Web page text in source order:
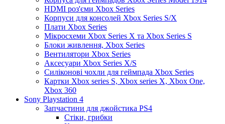
HDMI роз'єми Xbox Series
Корпуси для консолей Xbox Series S/X
Плати Xbox Series
Мікросхеми Xbox Series X та Xbox Series S
Блоки живлення, Xbox Series
Вентилятори Xbox Series
Аксесуари Xbox Series X/S
Силіконові чохли для геймпада Xbox Series
Картки Xbox series S, Xbox series X, Xbox One,
Xbox 360
Sony Playstation 4
Запчастини для джойстика PS4
Стіки, грибки